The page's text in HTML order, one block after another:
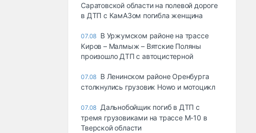
Саратовской области на полевой дороге
в ДТП с КамАЗом погибла женщина
07.08 В Уржумском районе на трассе
Киров – Малмыж – Вятские Поляны
произошло ДТП с автоцистерной
07.08 В Ленинском районе Оренбурга
столкнулись грузовик Howo и мотоцикл
07.08 Дальнобойщик погиб в ДТП с
тремя грузовиками на трассе М-10 в
Тверской области